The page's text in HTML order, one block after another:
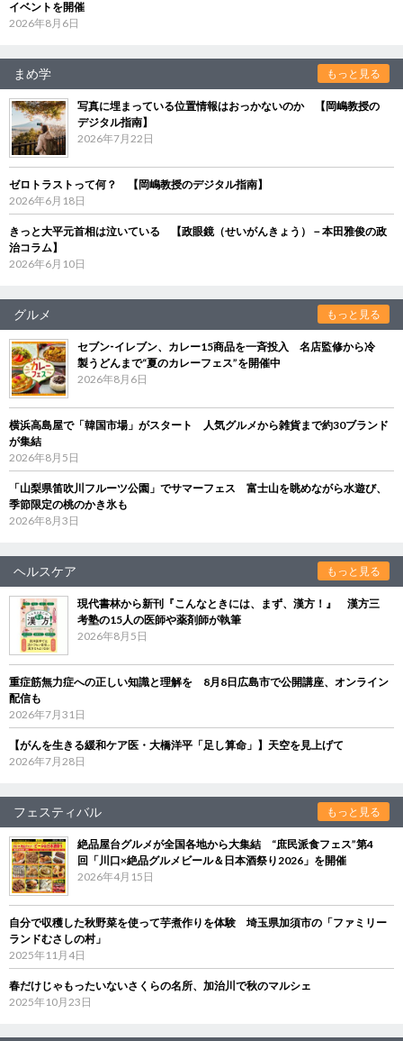
イベントを開催
2026年8月6日
まめ学 もっと見る
写真に埋まっている位置情報はおっかないのか 【岡嶋教授の
デジタル指南】
2026年7月22日
ゼロトラストって何？ 【岡嶋教授のデジタル指南】
2026年6月18日
きっと大平元首相は泣いている 【政眼鏡（せいがんきょう）－本田雅俊の政
治コラム】
2026年6月10日
グルメ もっと見る
セブン‐イレブン、カレー15商品を一斉投入 名店監修から冷
製うどんまで“夏のカレーフェス”を開催中
2026年8月6日
横浜高島屋で「韓国市場」がスタート 人気グルメから雑貨まで約30ブランド
が集結
2026年8月5日
「山梨県笛吹川フルーツ公園」でサマーフェス 富士山を眺めながら水遊び、
季節限定の桃のかき氷も
2026年8月3日
ヘルスケア もっと見る
現代書林から新刊『こんなときには、まず、漢方！』 漢方三
考塾の15人の医師や薬剤師が執筆
2026年8月5日
重症筋無力症への正しい知識と理解を 8月8日広島市で公開講座、オンライン
配信も
2026年7月31日
【がんを生きる緩和ケア医・大橋洋平「足し算命」】天空を見上げて
2026年7月28日
フェスティバル もっと見る
絶品屋台グルメが全国各地から大集結 “庶民派食フェス”第4
回「川口×絶品グルメビール＆日本酒祭り2026」を開催
2026年4月15日
自分で収穫した秋野菜を使って芋煮作りを体験 埼玉県加須市の「ファミリー
ランドむさしの村」
2025年11月4日
春だけじゃもったいないさくらの名所、加治川で秋のマルシェ
2025年10月23日